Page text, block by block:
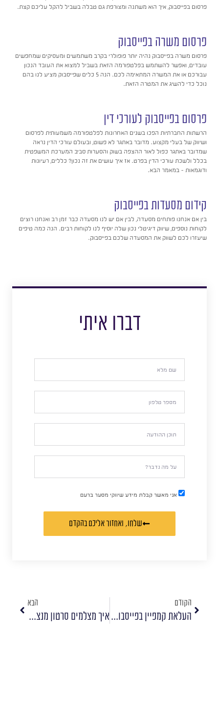
פרסום בפייסבוק, איך הוא משתנה ומצורפת גם טבלה בשביל להקל עליכם קצת.
פרסום משרה בפייסבוק
פרסום משרה בפייסבוק נהיה יותר פופולרי בקרב משתמשים ומעסיקים שמחפשים
עובדים, ואפשר להשתמש בפלטפורמה הזאת בשביל למצוא את העובד הנכון
עבורכם או את המשרה המתאימה לכם. הנה 5 כלים שפייסבוק מציע לנו בהם
נוכל כדי להשיג את המטרה הזאת.
פרסום בפייסבוק לעורכי דין
הרשתות החברתיות הפכו בשנים האחרונות לפלטפורמה משמעותית לפרסום
ושיווק של בעלי מקצוע. מדובר באתגר לא פשוט, ובעולם עורכי הדין נראה
שמדובר באתגר כפול לאור ההצפה בשוק והסערות סביב המערכת המשפטית
בכלל ולשכת עורכי הדין בפרט. אז איך עושים את זה נכון? כללים, רעיונות
ודוגמאות – במאמר הבא.
קידום מסעדות בפייסבוק
בין אם אנחנו פותחים מסעדה, לבין אם יש לנו מסעדה כבר זמן רב ואנחנו רוצים
לקוחות נוספים, שיווק דיגיטלי נכון שלה יוסיף לנו לקוחות רבים. הנה כמה טיפים
שיעזרו לכם לשווק את המסעדה שלכם בפייסבוק.
דברו איתי
אני מאשר קבלת מידע שיווקי מסער ברעם
שלחו, ואחזור אליכם בהקדם
הקודם
העלאת קמפיין בפייסבוק ובאינסטגרם
הבא
איך מצלמים סרטון מנצח לרשתות החברתיות